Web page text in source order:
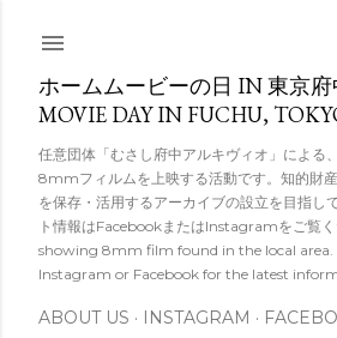
スキップしてメイン コ
ホームムービーの日 IN 東京
MOVIE DAY IN FUCHU,
任意団体「むさし府中アルキヴィオ」による
8mmフィルムを上映する活動です。知的財
を保存・活用するアーカイブの設立を目指し
ト情報はFacebookまたはInstagramをご覧
showing 8mm film found in the local area.
Instagram or Facebook for the latest
ABOUT US INSTAGRAM